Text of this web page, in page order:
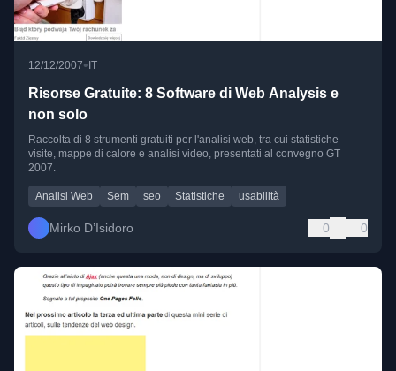
12/12/2007•IT
Risorse Gratuite: 8 Software di Web Analysis e
non solo
Raccolta di 8 strumenti gratuiti per l'analisi web, tra cui statistiche
visite, mappe di calore e analisi video, presentati al convegno GT
2007.
Analisi Web Sem seo Statistiche usabilità
Mirko D’Isidoro 0 0